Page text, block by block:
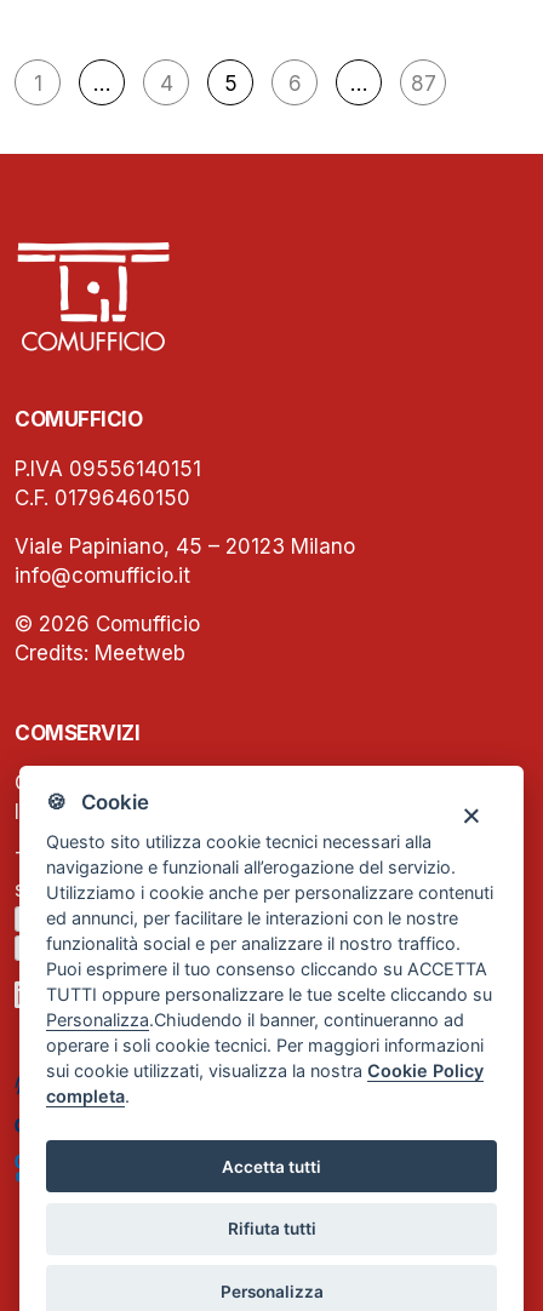
🍪 Cookie
Questo sito utilizza cookie tecnici necessari alla
navigazione e funzionali all’erogazione del servizio.
Utilizziamo i cookie anche per personalizzare contenuti
ed annunci, per facilitare le interazioni con le nostre
funzionalità social e per analizzare il nostro traffico.
Puoi esprimere il tuo consenso cliccando su ACCETTA
TUTTI oppure personalizzare le tue scelte cliccando su
Personalizza.Chiudendo il banner, continueranno ad
operare i soli cookie tecnici. Per maggiori informazioni
sui cookie utilizzati, visualizza la nostraCookie Policy
completa.
Accetta tutti
Rifiuta tutti
Personalizza
Navigazione
articoli
1 … 4 5 6 … 87
COMUFFICIO
P.IVA 09556140151
C.F. 01796460150
Viale Papiniano, 45 – 20123 Milano
info@comufficio.it
© 2026 Comufficio
Credits: Meetweb
COMSERVIZI
C.F. e P.IVA: 13474420158
Iscrizione REA Milano n. 1656740
Tel. +39 02 2838 1307
segreteria@comservizi.eu
Privacy Policy
Cookie Policy